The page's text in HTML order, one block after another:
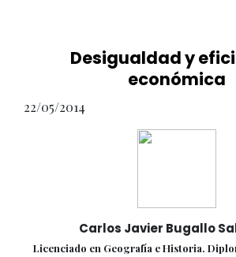
Desigualdad y
económica
22/05/2014
Carlos Javier Bugallo
Licenciado en Geografía e Historia.